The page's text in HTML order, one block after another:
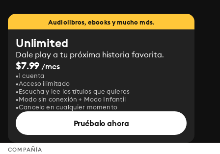
Audiolibros, ebooks y mucho más.
Unlimited
Dale play a tu próxima historia favorita.
$7.99 /mes
1 cuenta
Acceso ilimitado
Escucha y lee los títulos que quieras
Modo sin conexión + Modo Infantil
Cancela en cualquier momento
Pruébalo ahora
COMPAÑÍA